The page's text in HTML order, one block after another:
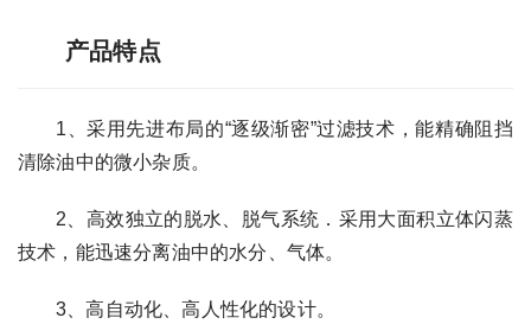
产品特点
1、采用先进布局的“逐级渐密”过滤技术，能精确阻挡
清除油中的微小杂质。
2、高效独立的脱水、脱气系统．采用大面积立体闪蒸
技术，能迅速分离油中的水分、气体。
3、高自动化、高人性化的设计。